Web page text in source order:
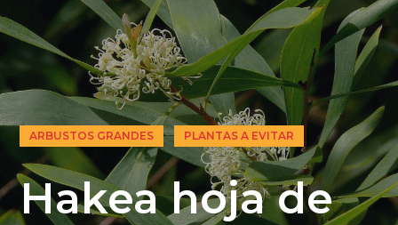
ARBUSTOS GRANDES PLANTAS A EVITAR
Hakea hoja de